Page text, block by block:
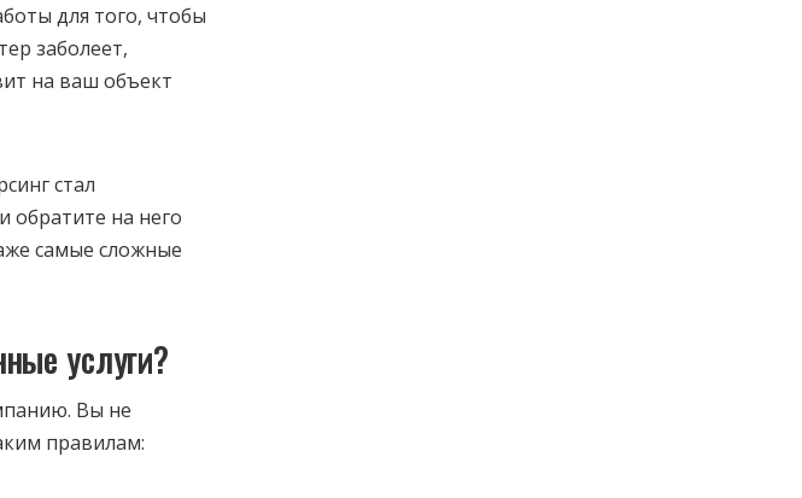
для того, чтобы
заболеет,
на ваш объект
стал
обратите на него
самые сложные
услуги?
Вы не
правилам: